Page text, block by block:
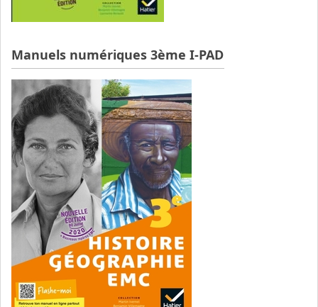
Manuels numériques 3ème I-PAD